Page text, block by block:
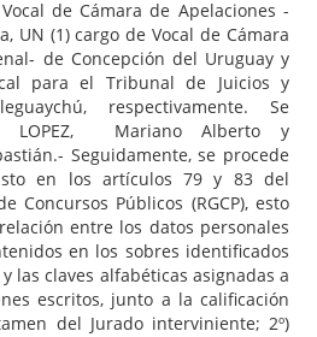
de Cámara de Apelaciones -
UN (1) cargo de Vocal de Cámara
de Concepción del Uruguay y
para el Tribunal de Juicios y
respectivamente. Se
LOPEZ, Mariano Alberto y
Seguidamente, se procede
en los artículos 79 y 83 del
Concursos Públicos (RGCP), esto
entre los datos personales
en los sobres identificados
las claves alfabéticas asignadas a
escritos, junto a la calificación
del Jurado interviniente; 2º)